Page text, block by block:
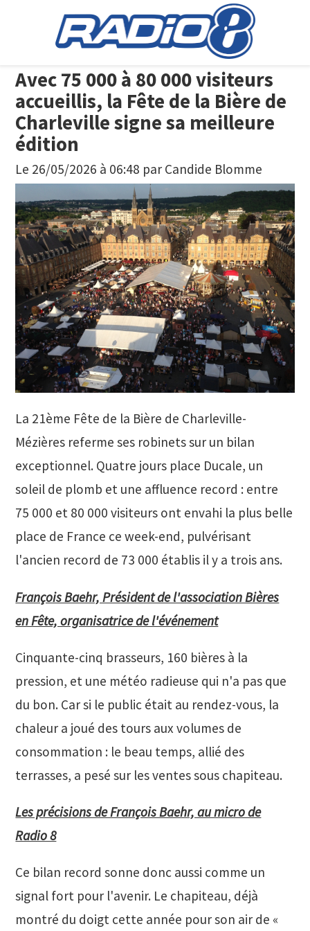
Avec 75 000 à 80 000 visiteurs
accueillis, la Fête de la Bière de
Charleville signe sa meilleure
édition
Le 26/05/2026 à 06:48 par Candide Blomme
La 21ème Fête de la Bière de Charleville-
Mézières referme ses robinets sur un bilan
exceptionnel. Quatre jours place Ducale, un
soleil de plomb et une affluence record : entre
75 000 et 80 000 visiteurs ont envahi la plus belle
place de France ce week-end, pulvérisant
l'ancien record de 73 000 établis il y a trois ans.
François Baehr, Président de l'association Bières
en Fête, organisatrice de l'événement
Cinquante-cinq brasseurs, 160 bières à la
pression, et une météo radieuse qui n'a pas que
du bon. Car si le public était au rendez-vous, la
chaleur a joué des tours aux volumes de
consommation : le beau temps, allié des
terrasses, a pesé sur les ventes sous chapiteau.
Les précisions de François Baehr, au micro de
Radio 8
Ce bilan record sonne donc aussi comme un
signal fort pour l'avenir. Le chapiteau, déjà
montré du doigt cette année pour son air de «